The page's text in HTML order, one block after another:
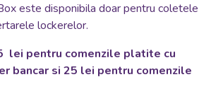
este disponibila doar pentru coletele
lockerelor.
lei pentru comenzile platite cu
bancar si 25 lei pentru comenzile